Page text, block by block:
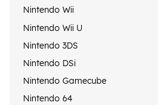
Nintendo Wii
Nintendo Wii U
Nintendo 3DS
Nintendo DSi
Nintendo Gamecube
Nintendo 64